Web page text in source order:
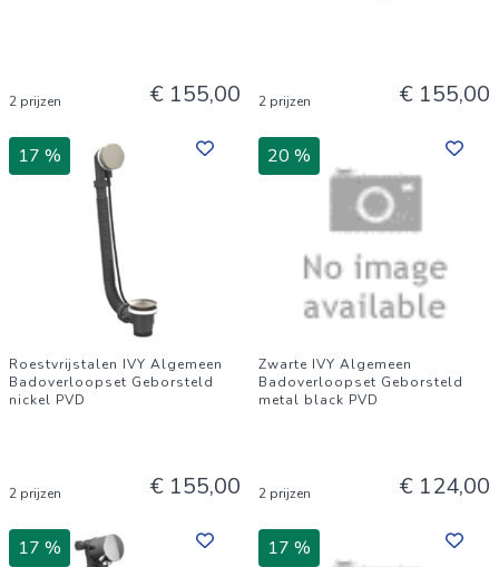
2 prijzen € 155,00 2 prijzen € 155,00
17 %
Roestvrijstalen IVY Algemeen
Badoverloopset Geborsteld
nickel PVD
2 prijzen € 155,00
20 %
Zwarte IVY Algemeen
Badoverloopset Geborsteld
metal black PVD
2 prijzen € 124,00
17 % 17 %